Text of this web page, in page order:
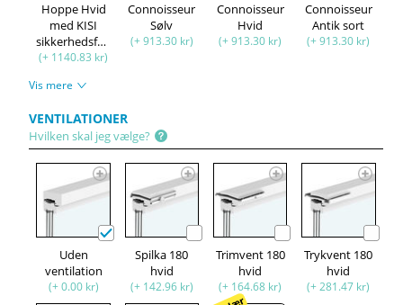
Hoppe Hvid
med KISI
sikkerhedsfunktion
(+ 1140.83 kr)
Connoisseur
Sølv
(+ 913.30 kr)
Connoisseur
Hvid
(+ 913.30 kr)
Connoisseur
Antik sort
(+ 913.30 kr)
Vis mere
VENTILATIONER
Hvilken skal jeg vælge?
Uden
ventilation
(+ 0.00 kr)
Spilka 180
hvid
(+ 142.96 kr)
Trimvent 180
hvid
(+ 164.68 kr)
Trykvent 180
hvid
(+ 281.47 kr)